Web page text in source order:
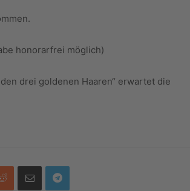
honorarfrei möglich)
drei goldenen Haaren“ erwartet die